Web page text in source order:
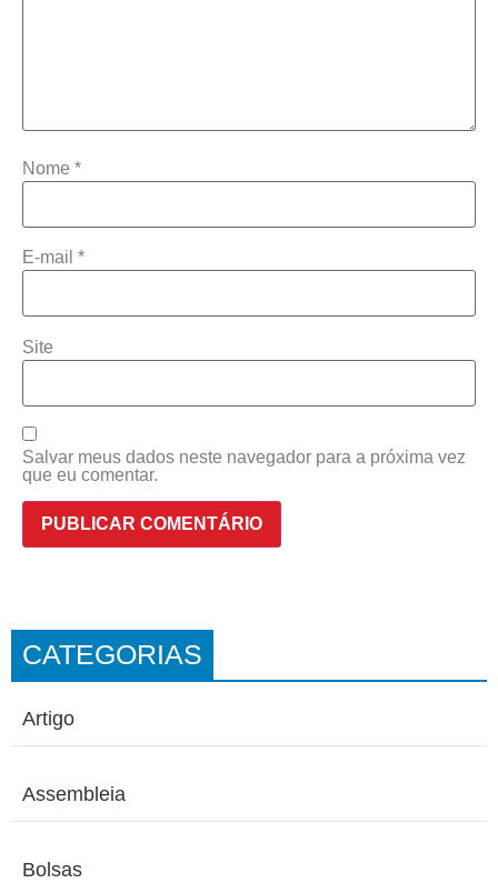
Nome *
E-mail *
Site
Salvar meus dados neste navegador para a próxima vez
que eu comentar.
CATEGORIAS
Artigo
Assembleia
Bolsas